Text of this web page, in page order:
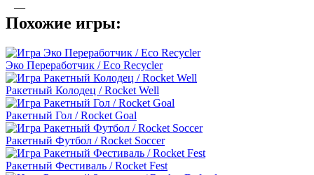
—
Похожие игры:
Эко Переработчик / Eco Recycler
Ракетный Колодец / Rocket Well
Ракетный Гол / Rocket Goal
Ракетный Футбол / Rocket Soccer
Ракетный Фестиваль / Rocket Fest